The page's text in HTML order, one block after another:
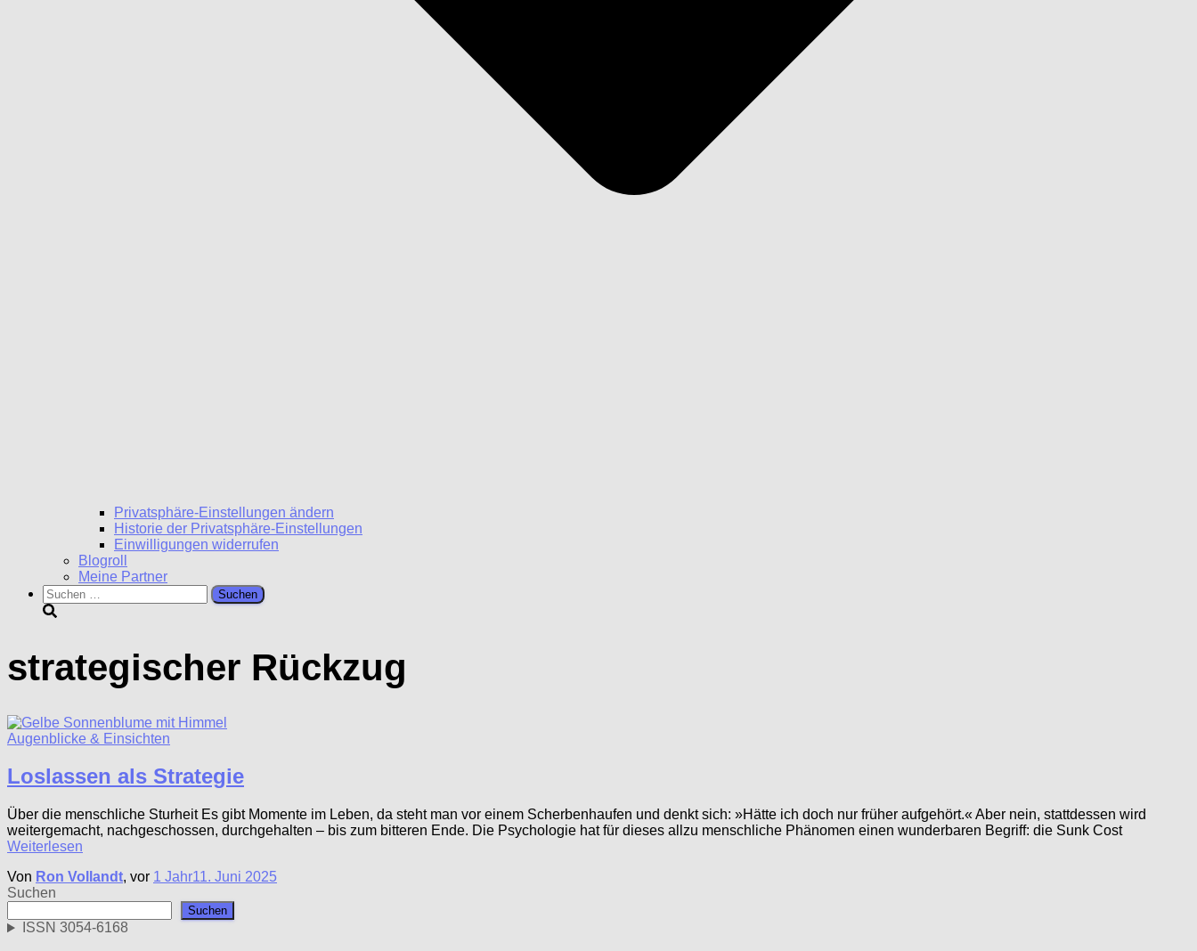
Privatsphäre-Einstellungen ändern
Historie der Privatsphäre-Einstellungen
Einwilligungen widerrufen
Blogroll
Meine Partner
Suchen
nach:
strategischer Rückzug
Augenblicke & Einsichten
Loslassen als Strategie
Über die menschliche Sturheit Es gibt Momente im Leben, da steht man vor einem Scherbenhaufen und denkt sich: »Hätte ich doch nur früher aufgehört.« Aber nein, stattdessen wird
weitergemacht, nachgeschossen, durchgehalten – bis zum bitteren Ende. Die Psychologie hat für dieses allzu menschliche Phänomen einen wunderbaren Begriff: die Sunk Cost
Weiterlesen
Von Ron Vollandt, vor 1 Jahr11. Juni 2025
Suchen
Suchen
ISSN 3054-6168